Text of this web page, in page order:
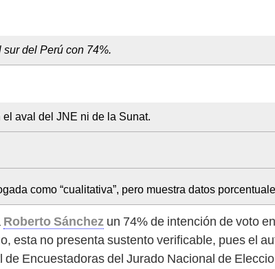
del Perú con 74%.
aval del JNE ni de la Sunat.
como “cualitativa”, pero muestra datos
Roberto Sánchez un 74% de intención de voto
esta no presenta sustento verificable, pues el
de Encuestadoras del Jurado Nacional de